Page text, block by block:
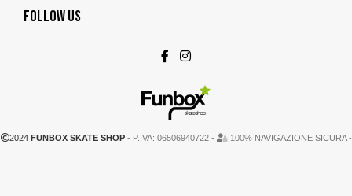
FOLLOW US
2024 FUNBOX SKATE SHOP- P.IVA: 06506940722 - 100% NAVIGAZIONE SICURA -